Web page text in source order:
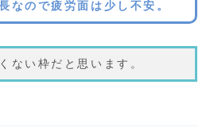
なので疲労面は少し不安。
ない枠だと思います。